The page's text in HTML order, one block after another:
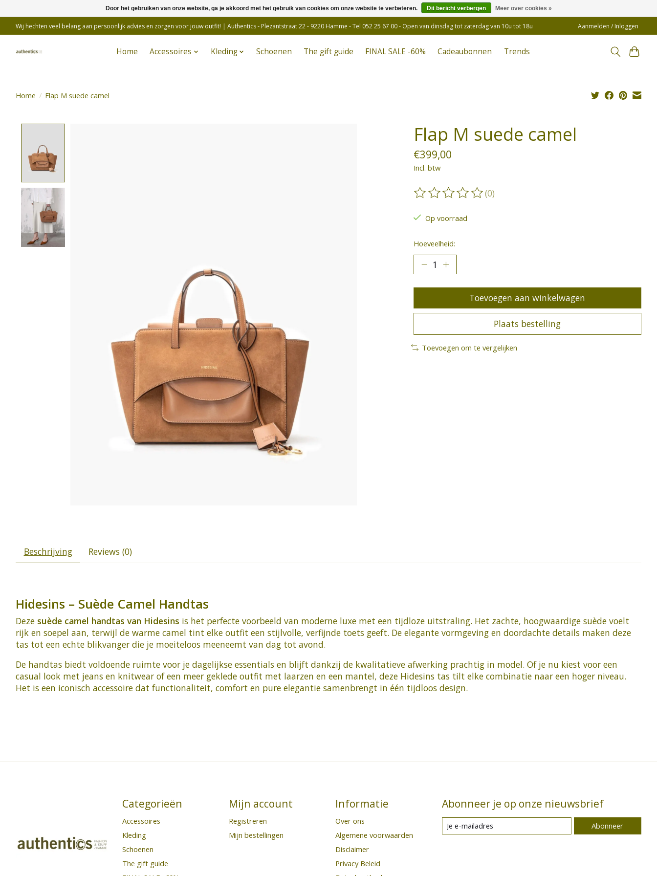
Wij hechten veel belang aan persoonlijk advies en zorgen voor jouw outfit! | Authentics - Plezantstraat 22 - 9220 Hamme - Tel 052 25 67 00 - Open van dinsdag tot zaterdag van 10u tot 18u Aanmelden / Inloggen
Home Accessoires Kleding Schoenen The gift guide FINAL SALE -60% Cadeaubonnen Trends
Home / Flap M suede camel
Flap M suede camel
€399,00
Incl. btw
De beoordeling van dit product is
(0)
Op voorraad
Hoeveelheid:
Toevoegen aan winkelwagen
Plaats bestelling
Toevoegen om te vergelijken
Beschrijving Reviews (0)
Hidesins – Suède Camel Handtas
Deze suède camel handtas van Hidesins is het perfecte voorbeeld van moderne luxe met een tijdloze uitstraling. Het zachte, hoogwaardige suède voelt
rijk en soepel aan, terwijl de warme camel tint elke outfit een stijlvolle, verfijnde toets geeft. De elegante vormgeving en doordachte details maken deze
tas tot een echte blikvanger die je moeiteloos meeneemt van dag tot avond.
De handtas biedt voldoende ruimte voor je dagelijkse essentials en blijft dankzij de kwalitatieve afwerking prachtig in model. Of je nu kiest voor een
casual look met jeans en knitwear of een meer geklede outfit met laarzen en een mantel, deze Hidesins tas tilt elke combinatie naar een hoger niveau.
Het is een iconisch accessoire dat functionaliteit, comfort en pure elegantie samenbrengt in één tijdloos design.
Categorieën
Accessoires
Kleding
Schoenen
The gift guide
Mijn account
Registreren
Mijn bestellingen
Informatie
Over ons
Algemene voorwaarden
Disclaimer
Privacy Beleid
Abonneer je op onze nieuwsbrief
Abonneer
Door het gebruiken van onze website, ga je akkoord met het gebruik van cookies om onze website te verbeteren. Dit bericht verbergen Meer over cookies »